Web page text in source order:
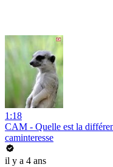
1:18
CAM - Quelle est la
caminteresse
il y a 4 ans